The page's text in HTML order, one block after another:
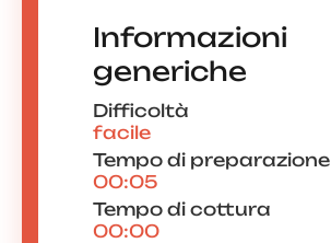
Informazioni
generiche
Difficoltà
facile
Tempo di preparazione
00:05
Tempo di cottura
00:00